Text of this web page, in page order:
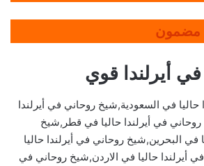
مضمون
أيرلندا قوي
في السعودية,شيخ روحاني في أيرلندا
روحاني في أيرلندا حاليا في قطر,شيخ
في البحرين,شيخ روحاني في أيرلندا حاليا
أيرلندا حاليا في الاردن,شيخ روحاني في